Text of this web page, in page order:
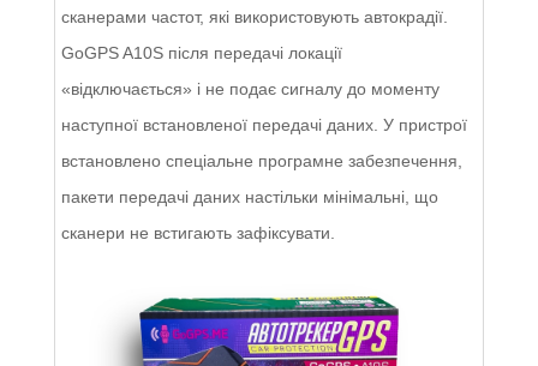
сканерами частот, які використовують автокрадії.
GoGPS A10S після передачі локації
«відключається» і не подає сигналу до моменту
наступної встановленої передачі даних. У пристрої
встановлено спеціальне програмне забезпечення,
пакети передачі даних настільки мінімальні, що
сканери не встигають зафіксувати.